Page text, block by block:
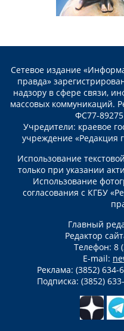
Сетевое издание
правда»
надзору в сфере связи,
массовых коммуникаций.
ФС77-
Учредители: краевое
учреждение «Редакция
Использование
только при указании
Использование
согласования с КГБУ
Главный
Редактор
Телефон: 8
E-mail:
Реклама: (3852) 634-
Подписка: (3852)